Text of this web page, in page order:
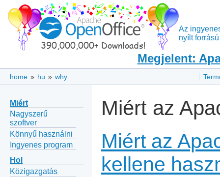
Az
nyílt
Megjelent:
home » hu » why
Miért
Nagyszerű
szoftver
Könnyű használni
Ingyenes program
Hol
Közigazgatás
Miért az
Miért az
kellene